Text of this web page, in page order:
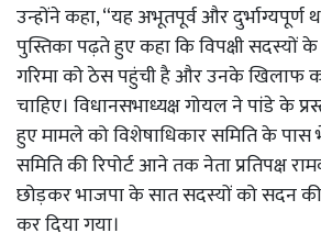
उन्होंने कहा, “यह अभूतपूर्व और दुर्भाग्यपूर्ण
पुस्तिका पढ़ते हुए कहा कि विपक्षी
गरिमा को ठेस पहुंची है और उनके खिलाफ
चाहिए। विधानसभाध्यक्ष गोयल ने पांडे के
हुए मामले को विशेषाधिकार समिति के पास
समिति की रिपोर्ट आने तक नेता प्रतिपक्ष
छोड़कर भाजपा के सात सदस्यों को सदन की
कर दिया गया।